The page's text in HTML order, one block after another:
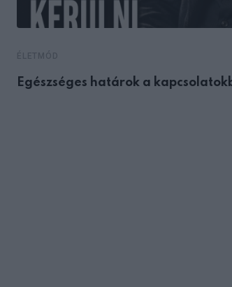
Egészséges határok a